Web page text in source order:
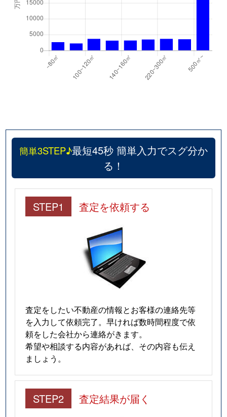
木町通
木町通
350万円
北四番丁
木町通
830万円
北四番丁
950万円
国見(宮城)
国見
1,400万円
国見(宮城)
国見
260万円
国見(宮城)
国見
1,800万円
国見(宮城)
国見
230万円
国見(宮城)
1,700万円
1,200万円
1,100万円
国分町
3,500万円
青葉通一番町
国分町
270万円
勾当台公園
国分町
550万円
勾当台公園
国分町
570万円
勾当台公園
簡単3STEP♪最短45秒 簡単入力でスグ分か
る！
STEP1 査定を依頼する
査定をしたい不動産の情報とお客様の連絡先等
を入力して依頼完了。早ければ数時間程度で依
頼をした会社から連絡がきます。
希望や相談する内容があれば、その内容も伝え
ましょう。
STEP2 査定結果が届く